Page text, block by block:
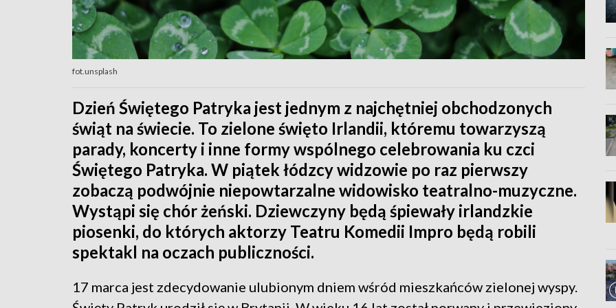
fot.unsplash
Dzień Świętego Patryka jest jednym z najchętniej obchodzonych
świąt na świecie. To zielone święto Irlandii, któremu towarzyszą
parady, koncerty i inne formy wspólnego celebrowania ku czci
Świętego Patryka. W piątek łódzcy widzowie po raz pierwszy
zobaczą podwójnie niepowtarzalne widowisko teatralno-muzyczne.
Wystąpi się chór żeński. Dziewczyny będą śpiewały irlandzkie
piosenki, do których aktorzy Teatru Komedii Impro będą robili
spektakl na oczach publiczności.
17 marca jest zdecydowanie ulubionym dniem wśród mieszkańców zielonej wyspy.